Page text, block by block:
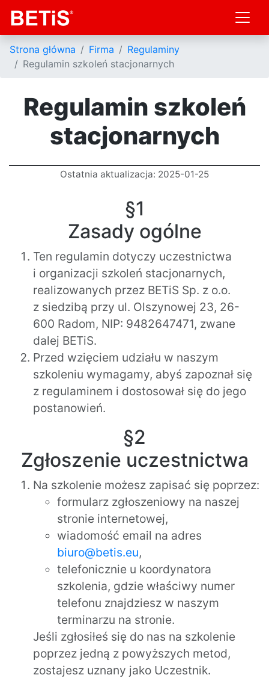
Strona główna Firma
Regulaminy
Regulamin szkoleń stacjonarnych
Regulamin szkoleń
stacjonarnych
Ostatnia aktualizacja: 2025-01-25
§1
Zasady ogólne
Ten regulamin dotyczy uczestnictwa
i organizacji szkoleń stacjonarnych,
realizowanych przez BETiS Sp. z o.o.
z siedzibą przy ul. Olszynowej 23, 26-
600 Radom, NIP: 9482647471, zwane
dalej BETiS.
Przed wzięciem udziału w naszym
szkoleniu wymagamy, abyś zapoznał się
z regulaminem i dostosował się do jego
postanowień.
§2
Zgłoszenie uczestnictwa
Na szkolenie możesz zapisać się poprzez:
formularz zgłoszeniowy na naszej
stronie internetowej,
wiadomość email na adres
biuro@betis.eu,
telefonicznie u koordynatora
szkolenia, gdzie właściwy numer
telefonu znajdziesz w naszym
terminarzu na stronie.
Jeśli zgłosiłeś się do nas na szkolenie
poprzez jedną z powyższych metod,
zostajesz uznany jako Uczestnik.